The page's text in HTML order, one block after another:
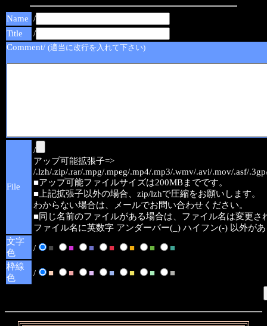
Name /
Title
/
Comment/ (適当に改行を入れて下さい)
File
/
アップ可能拡張子=>
/.lzh/.zip/.rar/.mpg/.mpeg/.mp4/.mp3/.wmv/.avi/.mov/.asf/
■アップ可能ファイルサイズは200MBまでです。
■上記拡張子以外の場合、zip/lzhで圧縮をお願いします。
わからない場合は、メールでお問い合わせください。
■同じ名前のファイルがある場合は、ファイル名は変更さ
ファイル名に英数字 アンダーバー(_) ハイフン(-) 以外が
文字
色
/ ■ ■ ■ ■ ■ ■
■
枠線
色
/ ■ ■ ■ ■ ■ ■ ■